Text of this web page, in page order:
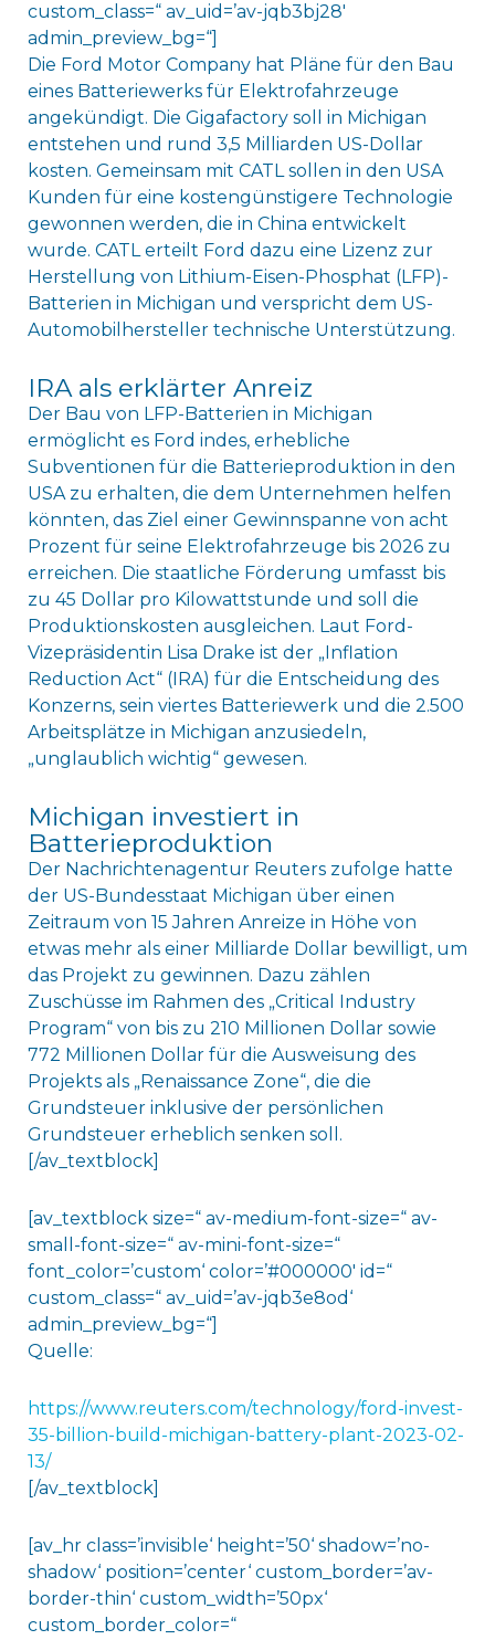
custom_class=“ av_uid=’av-jqb3bj28′
admin_preview_bg=“]
Die Ford Motor Company hat Pläne für den Bau
eines Batteriewerks für Elektrofahrzeuge
angekündigt. Die Gigafactory soll in Michigan
entstehen und rund 3,5 Milliarden US-Dollar
kosten. Gemeinsam mit CATL sollen in den USA
Kunden für eine kostengünstigere Technologie
gewonnen werden, die in China entwickelt
wurde. CATL erteilt Ford dazu eine Lizenz zur
Herstellung von Lithium-Eisen-Phosphat (LFP)-
Batterien in Michigan und verspricht dem US-
Automobilhersteller technische Unterstützung.
IRA als erklärter Anreiz
Der Bau von LFP-Batterien in Michigan
ermöglicht es Ford indes, erhebliche
Subventionen für die Batterieproduktion in den
USA zu erhalten, die dem Unternehmen helfen
könnten, das Ziel einer Gewinnspanne von acht
Prozent für seine Elektrofahrzeuge bis 2026 zu
erreichen. Die staatliche Förderung umfasst bis
zu 45 Dollar pro Kilowattstunde und soll die
Produktionskosten ausgleichen. Laut Ford-
Vizepräsidentin Lisa Drake ist der „Inflation
Reduction Act“ (IRA) für die Entscheidung des
Konzerns, sein viertes Batteriewerk und die 2.500
Arbeitsplätze in Michigan anzusiedeln,
„unglaublich wichtig“ gewesen.
Michigan investiert in
Batterieproduktion
Der Nachrichtenagentur Reuters zufolge hatte
der US-Bundesstaat Michigan über einen
Zeitraum von 15 Jahren Anreize in Höhe von
etwas mehr als einer Milliarde Dollar bewilligt, um
das Projekt zu gewinnen. Dazu zählen
Zuschüsse im Rahmen des „Critical Industry
Program“ von bis zu 210 Millionen Dollar sowie
772 Millionen Dollar für die Ausweisung des
Projekts als „Renaissance Zone“, die die
Grundsteuer inklusive der persönlichen
Grundsteuer erheblich senken soll.
[/av_textblock]
[av_textblock size=“ av-medium-font-size=“ av-
small-font-size=“ av-mini-font-size=“
font_color=’custom‘ color=’#000000′ id=“
custom_class=“ av_uid=’av-jqb3e8od‘
admin_preview_bg=“]
Quelle:
https://www.reuters.com/technology/ford-invest-
35-billion-build-michigan-battery-plant-2023-02-
13/
[/av_textblock]
[av_hr class=’invisible‘ height=’50‘ shadow=’no-
shadow‘ position=’center‘ custom_border=’av-
border-thin‘ custom_width=’50px‘
custom_border_color=“